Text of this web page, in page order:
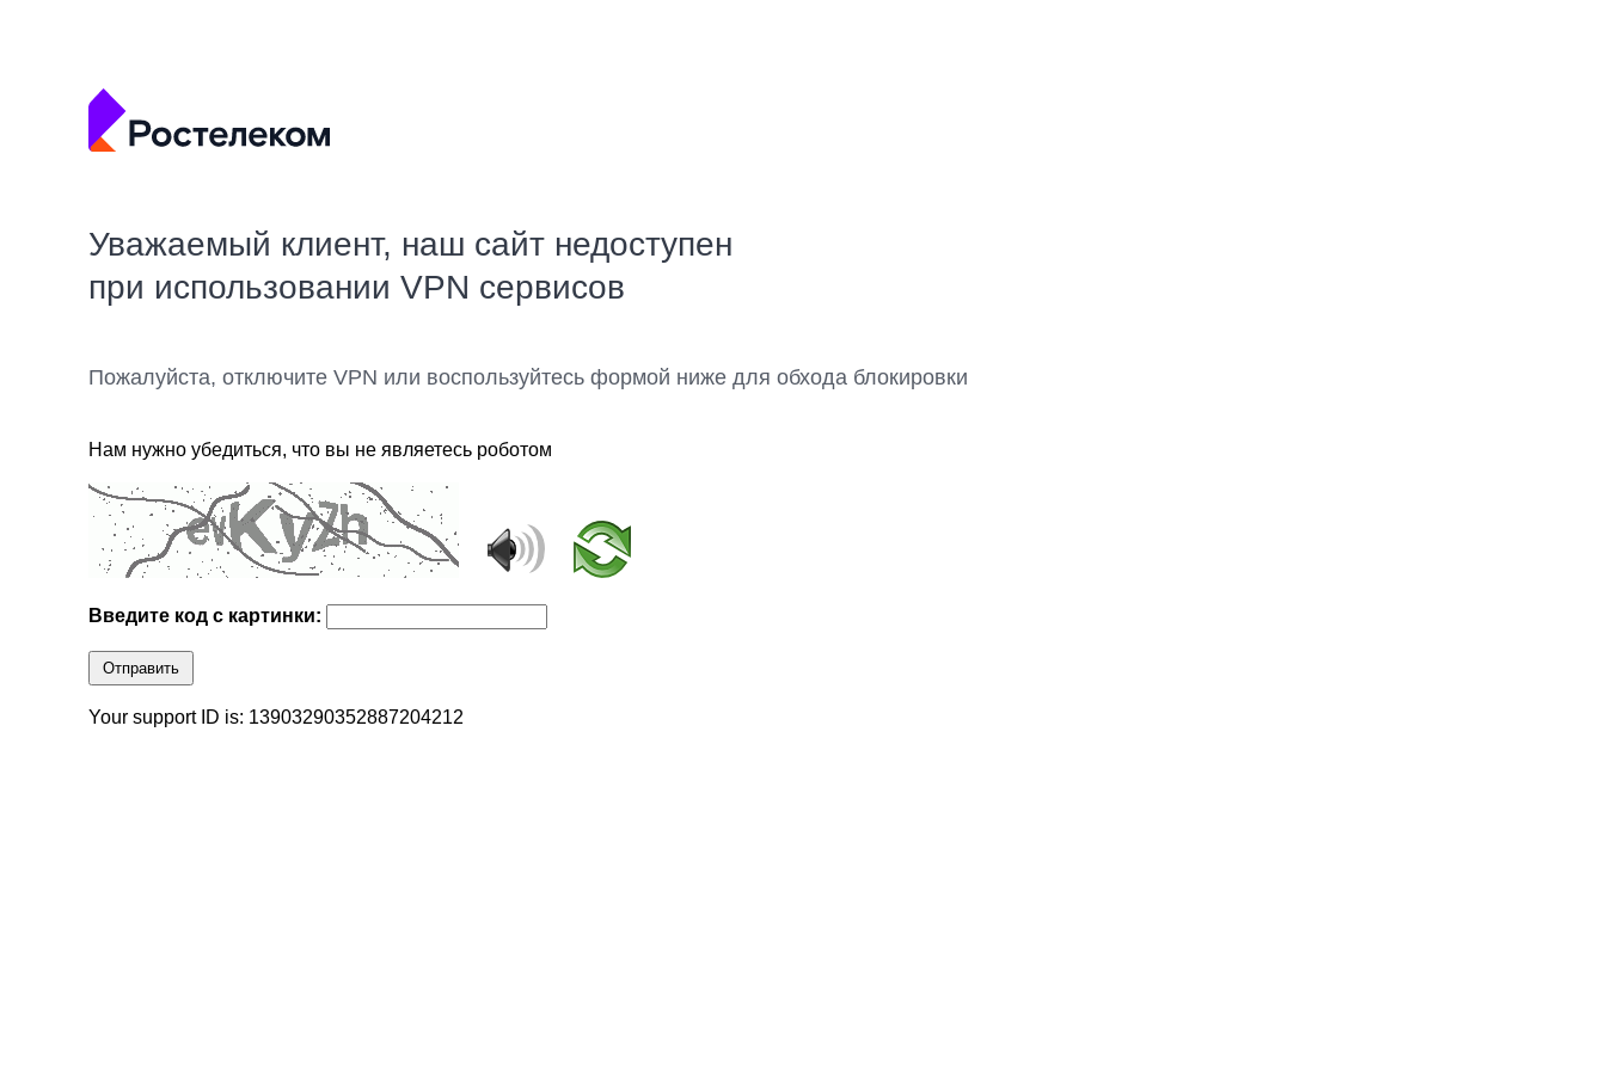
Уважаемый клиент, наш сайт недоступен
при использовании VPN сервисов
Пожалуйста, отключите VPN или воспользуйтесь формой ниже для обхода блокировки
Нам нужно убедиться, что вы не являетесь роботом
Введите код с картинки:
Отправить
Your support ID is: 13903290352887204212